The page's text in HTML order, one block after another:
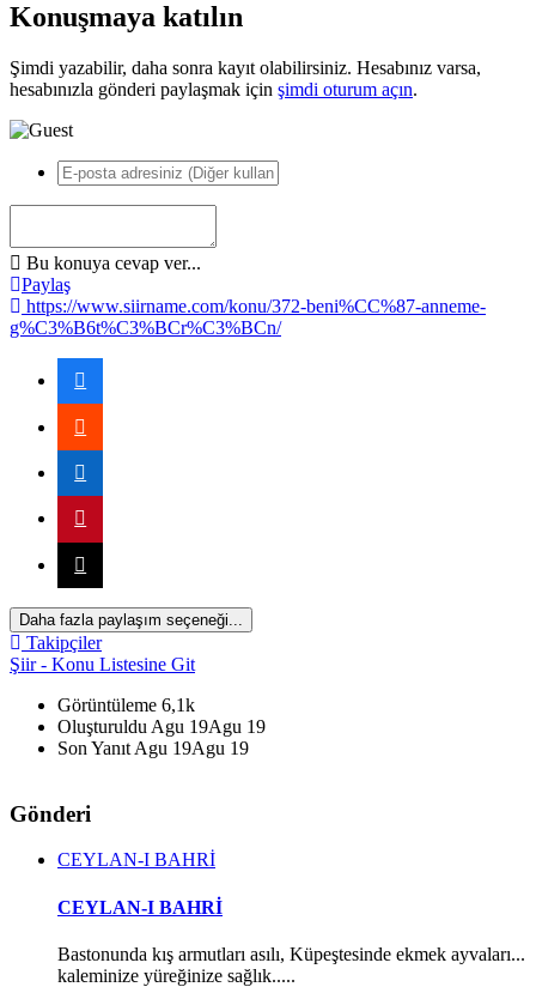
Konuşmaya katılın
Şimdi yazabilir, daha sonra kayıt olabilirsiniz. Hesabınız varsa,
hesabınızla gönderi paylaşmak için şimdi oturum açın.
Bu konuya cevap ver...
Paylaş
https://www.siirname.com/konu/372-beni%CC%87-anneme-
g%C3%B6t%C3%BCr%C3%BCn/
Daha fazla paylaşım seçeneği...
Takipçiler
Şiir - Konu Listesine Git
Görüntüleme 6,1k
Oluşturuldu Agu 19Agu 19
Son Yanıt Agu 19Agu 19
Gönderi
CEYLAN-I BAHRİ
CEYLAN-I BAHRİ
Bastonunda kış armutları asılı, Küpeştesinde ekmek ayvaları...
kaleminize yüreğinize sağlık.....